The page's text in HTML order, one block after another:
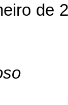
de